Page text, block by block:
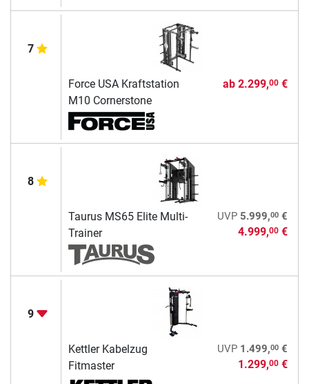
7
Force USA Kraftstation
M10 Cornerstone
ab 2.299,00€
8
Taurus MS65 Elite Multi-
Trainer
UVP 5.999,00€
4.999,00€
9
Kettler Kabelzug
Fitmaster
UVP 1.499,00€
1.299,00€